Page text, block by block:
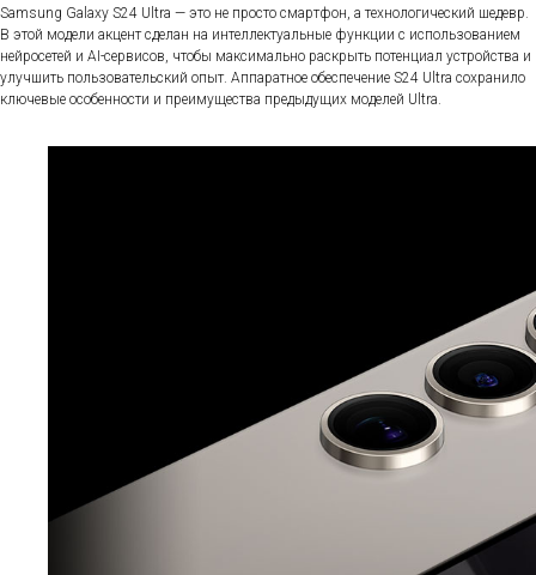
Samsung Galaxy S24 Ultra — это не просто смартфон, а технологический шедевр.
В этой модели акцент сделан на интеллектуальные функции с использованием
нейросетей и AI-сервисов, чтобы максимально раскрыть потенциал устройства и
улучшить пользовательский опыт. Аппаратное обеспечение S24 Ultra сохранило
ключевые особенности и преимущества предыдущих моделей Ultra.